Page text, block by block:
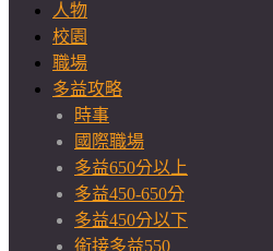
人物
校園
職場
多益攻略
時事
國際職場
多益650分以上
多益450-650分
多益450分以下
銜接多益550